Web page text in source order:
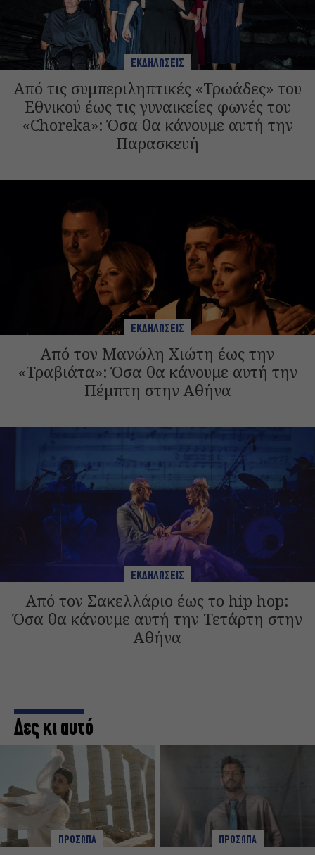
ΕΚΔΗΛΩΣΕΙΣ
Από τις συμπεριληπτικές «Τρωάδες» του
Εθνικού έως τις γυναικείες φωνές του
«Choreka»: Όσα θα κάνουμε αυτή την
Παρασκευή
ΕΚΔΗΛΩΣΕΙΣ
Από τον Μανώλη Χιώτη έως την
«Τραβιάτα»: Όσα θα κάνουμε αυτή την
Πέμπτη στην Αθήνα
ΕΚΔΗΛΩΣΕΙΣ
Από τον Σακελλάριο έως το hip hop:
Όσα θα κάνουμε αυτή την Τετάρτη στην
Αθήνα
Δες κι αυτό
ΠΡΟΣΩΠΑ ΠΡΟΣΩΠΑ